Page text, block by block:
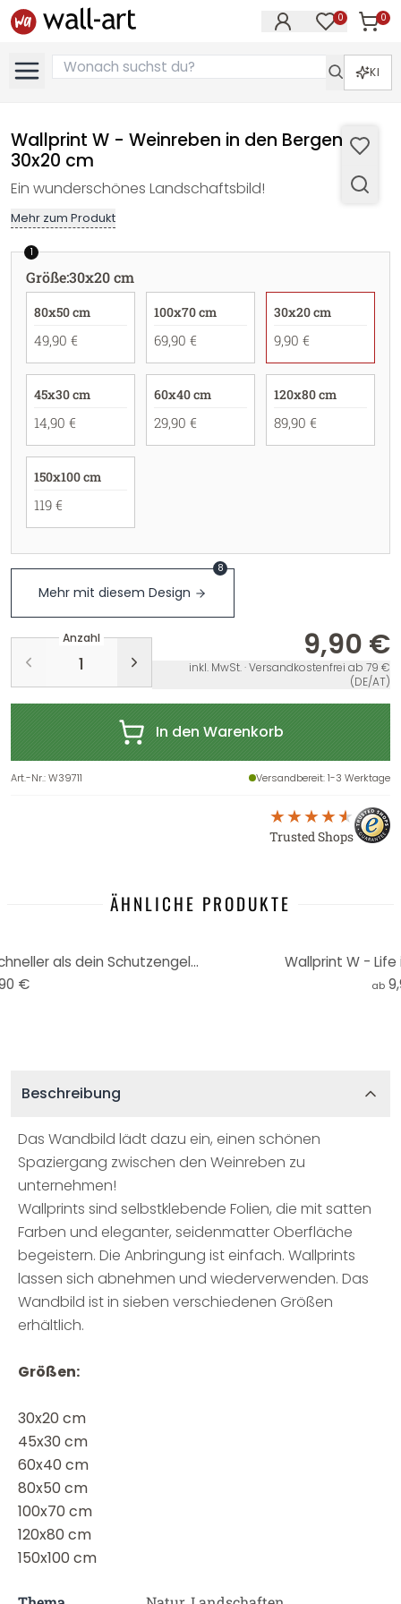
0 0
KI
Wallprint W - Weinreben in den Bergen -
30x20 cm
Ein wunderschönes Landschaftsbild!
Mehr zum Produkt
1
Größe:30x20 cm
80x50 cm
49,90 €
100x70 cm
69,90 €
30x20 cm
9,90 €
45x30 cm
14,90 €
60x40 cm
29,90 €
120x80 cm
89,90 €
150x100 cm
119 €
Mehr mit diesem Design
8
Anzahl 9,90 €
inkl. MwSt. · Versandkostenfrei ab 79 €
(DE/AT)
In den Warenkorb
Art.-Nr.:W39711 Versandbereit: 1-3 Werktage
Trusted Shops
ÄHNLICHE PRODUKTE
Wallprint W - Renne niemals schneller als dein Schutzengel fliegen kann
€
Wallprint W -
ab
Beschreibung
Das Wandbild lädt dazu ein, einen schönen
Spaziergang zwischen den Weinreben zu
unternehmen!
Wallprints sind selbstklebende Folien, die mit satten
Farben und eleganter, seidenmatter Oberfläche
begeistern. Die Anbringung ist einfach. Wallprints
lassen sich abnehmen und wiederverwenden. Das
Wandbild ist in sieben verschiedenen Größen
erhältlich.
Größen:
30x20 cm
45x30 cm
60x40 cm
80x50 cm
100x70 cm
120x80 cm
150x100 cm